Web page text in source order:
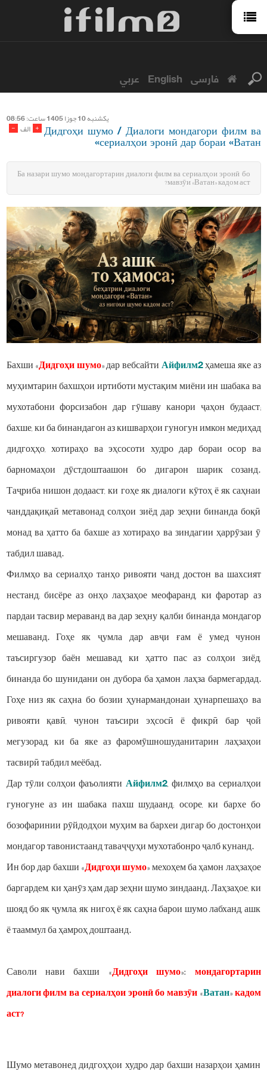
فارسی English عربي
يكشنبه 10 جوزا 1405 ساعت: 08:56
- الف + Дидгоҳи шумо / Диалоги мондагори филм ва
сериалҳои эронӣ дар бораи «Ватан»
Ба назари шумо мондагортарин диалоги филм ва сериалҳои эронӣ бо
мавзӯи «Ватан» кадом аст?
Бахши «Дидгоҳи шумо» дар вебсайтиАйфилм2ҳамеша яке аз
муҳимтарин бахшҳои иртиботи мустақим миёни ин шабака ва
мухотабони форсизабон дар гӯшаву канори ҷаҳон будааст;
бахше, ки ба бинандагон аз кишварҳои гуногун имкон медиҳад
дидгоҳҳо, хотираҳо ва эҳсосоти худро дар бораи осор ва
барномаҳои дӯстдоштаашон бо дигарон шарик созанд.
Таҷриба нишон додааст, ки гоҳе як диалоги кӯтоҳ ё як саҳнаи
чанддақиқаӣ метавонад солҳои зиёд дар зеҳни бинанда боқӣ
монад ва ҳатто ба бахше аз хотираҳо ва зиндагии ҳаррӯзаи ӯ
табдил шавад.
Филмҳо ва сериалҳо танҳо ривояти чанд достон ва шахсият
нестанд; бисёре аз онҳо лаҳзаҳое меофаранд, ки фаротар аз
пардаи тасвир мераванд ва дар зеҳну қалби бинанда мондагор
мешаванд. Гоҳе як ҷумла дар авҷи ғам ё умед чунон
таъсиргузор баён мешавад, ки ҳатто пас аз солҳои зиёд,
бинанда бо шунидани он дубора ба ҳамон лаҳза бармегардад.
Гоҳе низ як саҳна бо бозии ҳунармандонаи ҳунарпешаҳо ва
ривояти қавӣ, чунон таъсири эҳсосӣ ё фикрӣ бар ҷой
мегузорад, ки ба яке аз фаромӯшношуданитарин лаҳзаҳои
тасвирӣ табдил меёбад.
Дар тӯли солҳои фаъолияти Айфилм2, филмҳо ва сериалҳои
гуногуне аз ин шабака пахш шудаанд; осоре, ки бархе бо
бозофаринии рӯйдодҳои муҳим ва бархеи дигар бо достонҳои
мондагор тавонистаанд таваҷҷуҳи мухотабонро ҷалб кунанд.
Ин бор дар бахши «Дидгоҳи шумо» мехоҳем ба ҳамон лаҳзаҳое
баргардем, ки ҳанӯз ҳам дар зеҳни шумо зиндаанд. Лаҳзаҳое, ки
шояд бо як ҷумла, як нигоҳ ё як саҳна барои шумо лабханд, ашк
ё тааммул ба ҳамроҳ доштаанд.
Саволи нави бахши «Дидгоҳи шумо»: мондагортарин
диалоги филм ва сериалҳои эронӣ бо мавзӯи«Ватан»кадом
аст?
Шумо метавонед дидгоҳҳои худро дар бахши назарҳои ҳамин